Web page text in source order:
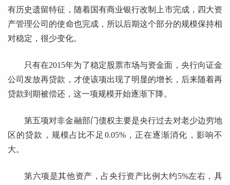
有历史遗留特征，随着国有商业银行改制上市完成，四大资
产管理公司的使命也完成，所以后期这个部分的规模保持相
对稳定，很少变化。
只有在2015年为了稳定股票市场与资金面，央行向证金
公司发放再贷款，才使该项出现了明显的增长，后来随着再
贷款到期被偿还，这一项规模开始逐渐下降。
第五项对非金融部门债权主要是央行过去对老少边穷地
区的贷款，规模占比不足0.05%，正在逐渐消化，影响不
大。
第六项是其他资产，占央行资产比例大约5%左右，具